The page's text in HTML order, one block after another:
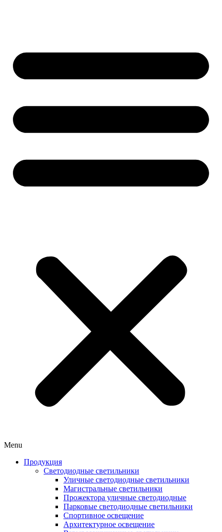
Menu
Продукция
Светодиодные светильники
Уличные светодиодные светильники
Магистральные светильники
Прожектора уличные светодиодные
Парковые светодиодные светильники
Спортивное освещение
Архитектурное освещение